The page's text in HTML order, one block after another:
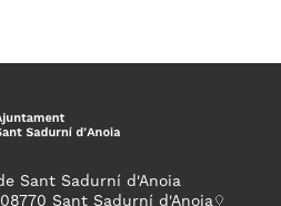
Sant Sadurní d'Anoia
Sant Sadurní d'Anoia